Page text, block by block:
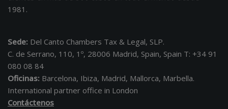
1981.
Sede: Del Canto Chambers Tax & Legal, SLP.
C. de Serrano, 110, 1º, 28006 Madrid, Spain, Spain T: +34 91
080 08 84
Oficinas: Barcelona, Ibiza, Madrid, Mallorca, Marbella.
International partner office in London
Contáctenos